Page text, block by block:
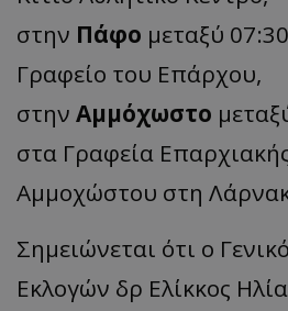
στην Πάφο μεταξύ
Γραφείο του Επάρχου,
στην Αμμόχωστο
στα Γραφεία
Αμμοχώστου στη
Σημειώνεται ότι ο
Εκλογών δρ Ελίκκος